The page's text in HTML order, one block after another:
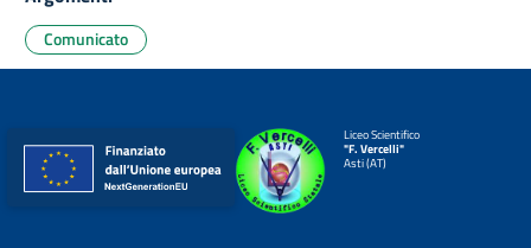
Comunicato
Liceo Scientifico
"F. Vercelli"
Asti (AT)